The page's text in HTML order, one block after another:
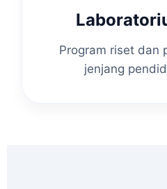
Program riset dan
jenjang